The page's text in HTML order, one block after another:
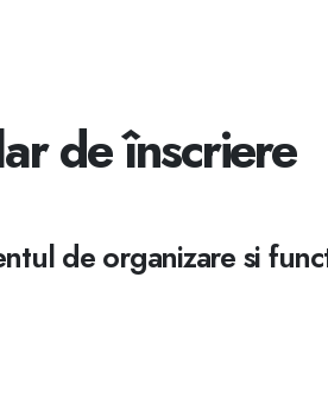
de înscriere
de organizare si